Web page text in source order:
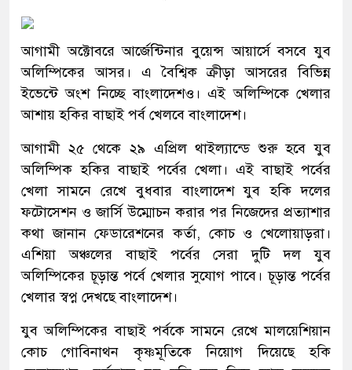
আগামী অক্টোবরে আর্জেন্টিনার বুয়েন্স আয়ার্সে বসবে যুব
অলিম্পিকের আসর। এ বৈশ্বিক ক্রীড়া আসরের বিভিন্ন
ইভেন্টে অংশ নিচ্ছে বাংলাদেশও। এই অলিম্পিকে খেলার
আশায় হকির বাছাই পর্ব খেলবে বাংলাদেশ।
আগামী ২৫ থেকে ২৯ এপ্রিল থাইল্যান্ডে শুরু হবে যুব
অলিম্পিক হকির বাছাই পর্বের খেলা। এই বাছাই পর্বের
খেলা সামনে রেখে বুধবার বাংলাদেশ যুব হকি দলের
ফটোসেশন ও জার্সি উম্মোচন করার পর নিজেদের প্রত্যাশার
কথা জানান ফেডারেশনের কর্তা, কোচ ও খেলোয়াড়রা।
এশিয়া অঞ্চলের বাছাই পর্বের সেরা দুটি দল যুব
অলিম্পিকের চূড়ান্ত পর্বে খেলার সুযোগ পাবে। চূড়ান্ত পর্বের
খেলার স্বপ্ন দেখছে বাংলাদেশ।
যুব অলিম্পিকের বাছাই পর্বকে সামনে রেখে মালয়েশিয়ান
কোচ গোবিনাথন কৃষ্ণমূতিকে নিয়োগ দিয়েছে হকি